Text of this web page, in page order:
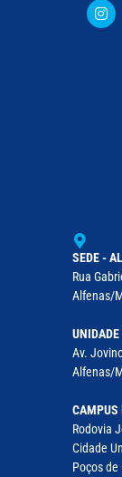
SEDE -
Rua
Alfenas/
Av.
Alfenas/
CAMPUS
Rodovia
Cidade
Poços de